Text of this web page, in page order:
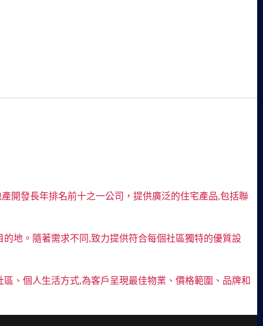
開發長年排名前十之一公司，提供廣泛的住宅產品,包括聯
地。隨著需求不同,致力提供符合每個社區獨特的優質設
、個人生活方式,為客戶呈現最佳物業、價格範圍、品牌和